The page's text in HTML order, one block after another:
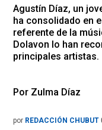
Agustín Díaz, un
ha consolidado en
referente de la
Dolavon lo han
principales artistas.
Por Zulma Díaz
por REDACCIÓN CHUBUT